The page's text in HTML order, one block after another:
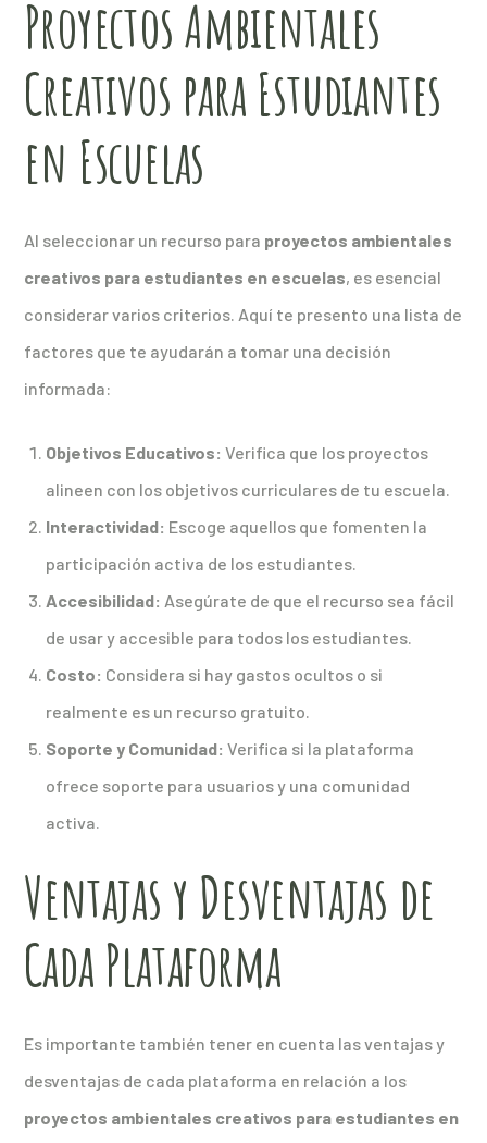
Proyectos Ambientales
Creativos para Estudiantes
en Escuelas
Al seleccionar un recurso para proyectos ambientales
creativos para estudiantes en escuelas, es esencial
considerar varios criterios. Aquí te presento una lista de
factores que te ayudarán a tomar una decisión
informada:
Objetivos Educativos: Verifica que los proyectos
alineen con los objetivos curriculares de tu escuela.
Interactividad: Escoge aquellos que fomenten la
participación activa de los estudiantes.
Accesibilidad: Asegúrate de que el recurso sea fácil
de usar y accesible para todos los estudiantes.
Costo: Considera si hay gastos ocultos o si
realmente es un recurso gratuito.
Soporte y Comunidad: Verifica si la plataforma
ofrece soporte para usuarios y una comunidad
activa.
Ventajas y Desventajas de
Cada Plataforma
Es importante también tener en cuenta las ventajas y
desventajas de cada plataforma en relación a los
proyectos ambientales creativos para estudiantes en